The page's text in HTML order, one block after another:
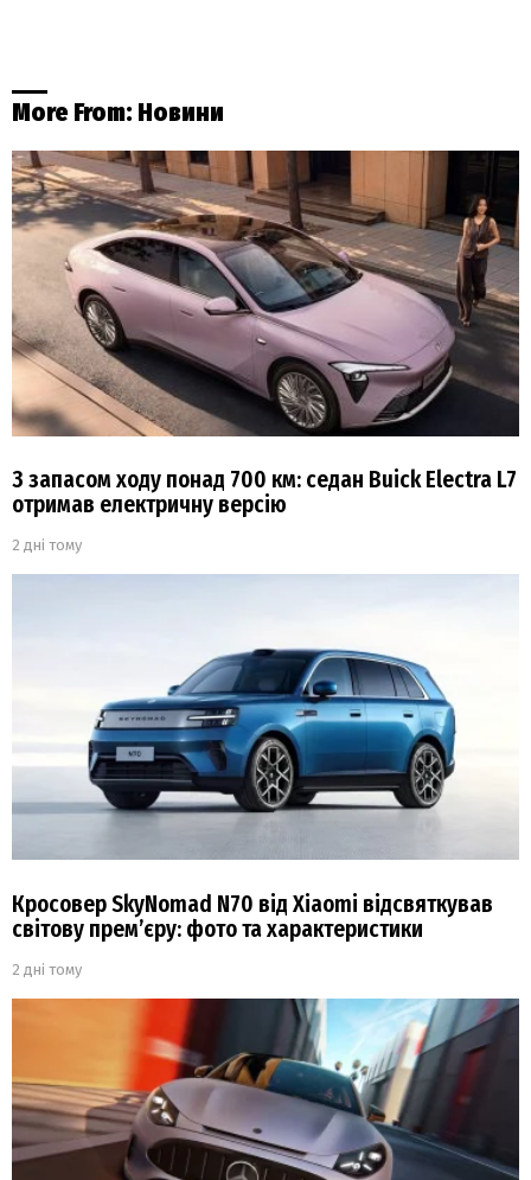
More From: Новини
З запасом ходу понад 700 км: седан Buick Electra L7
отримав електричну версію
2 дні тому
Кросовер SkyNomad N70 від Xiaomi відсвяткував
світову прем’єру: фото та характеристики
2 дні тому